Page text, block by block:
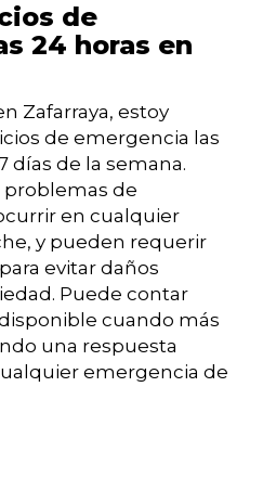
de
24 horas en
Zafarraya, estoy
de emergencia las
días de la semana.
de
en cualquier
y pueden requerir
evitar daños
Puede contar
cuando más
una respuesta
emergencia de